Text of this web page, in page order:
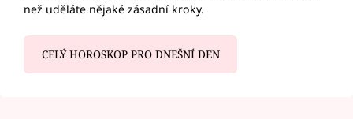
než uděláte nějaké zásadní kroky.
CELÝ HOROSKOP PRO DNEŠNÍ DEN